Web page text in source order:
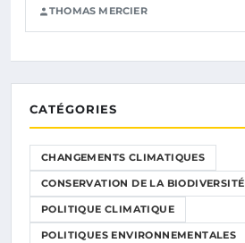
THOMAS MERCIER
CATÉGORIES
CHANGEMENTS CLIMATIQUES
CONSERVATION DE LA BIODIVERSITÉ
POLITIQUE CLIMATIQUE
POLITIQUES ENVIRONNEMENTALES